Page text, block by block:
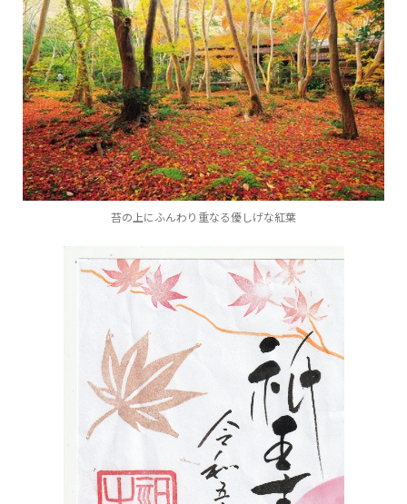
苔の上にふんわり重なる優しげな紅葉